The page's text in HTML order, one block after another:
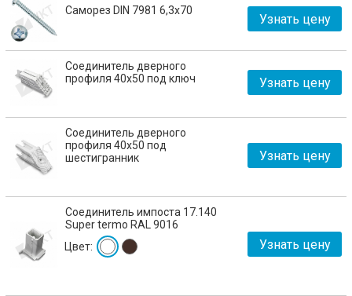
Саморез DIN 7981 6,3х70
Узнать цену
Соединитель дверного
профиля 40х50 под ключ
Узнать цену
Соединитель дверного
профиля 40х50 под
шестигранник
Узнать цену
Соединитель импоста 17.140
Super termo RAL 9016
Цвет:
Узнать цену